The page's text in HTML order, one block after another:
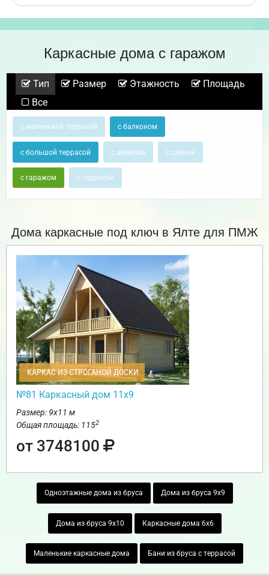
Каркасные дома с гаражом
Тип Размер Этажность
Площадь
Все
с маленькой террасой с балконом
с большой террасой с эркером с сауной
с гаражом с террасой
Дома каркасные под ключ в Ялте для ПМЖ
КАРКАС ИЗ СТРОГАНОЙ ДОСКИ
№81 Каркасный дом 11х9
Размер: 9х11 м
Общая площадь: 1152
от 3748100
Одноэтажные дома из бруса Дома из бруса 9х9
Дома из бруса 9х10 Каркасные дома 6х6
Маленькие каркасные дома Бани из бруса с террасой